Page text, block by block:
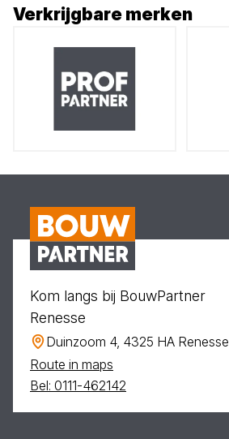
Verkrijgbare merken
Kom langs bij BouwPartner
Renesse
Duinzoom 4, 4325 HA Renesse
Route in maps
Bel: 0111-462142